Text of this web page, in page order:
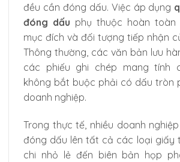
đều cần đóng dấu. Việc áp dụng
đóng dấu phụ thuộc hoàn
mục đích và đối tượng tiếp nhận
Thông thường, các văn bản lưu
các phiếu ghi chép mang tính
không bắt buộc phải có dấu tròn
doanh nghiệp.
Trong thực tế, nhiều doanh
đóng dấu lên tất cả các loại giấy
chi nhỏ lẻ đến biên bản họp